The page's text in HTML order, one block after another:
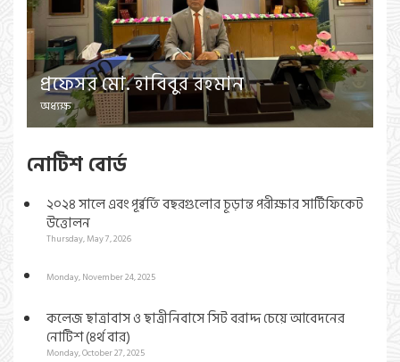
প্রফেসর মো. হাবিবুর রহমান
অধ্যক্ষ
নোটিশ বোর্ড
২০২৪ সালে এবং পূর্ব্বর্তি বছরগুলোর চূড়ান্ত পরীক্ষার সার্টিফিকেট
উত্তোলন
Thursday, May 7, 2026
Monday, November 24, 2025
কলেজ ছাত্রাবাস ও ছাত্রীনিবাসে সিট বরাদ্দ চেয়ে আবেদনের
নোটিশ (৪র্থ বার)
Monday, October 27, 2025